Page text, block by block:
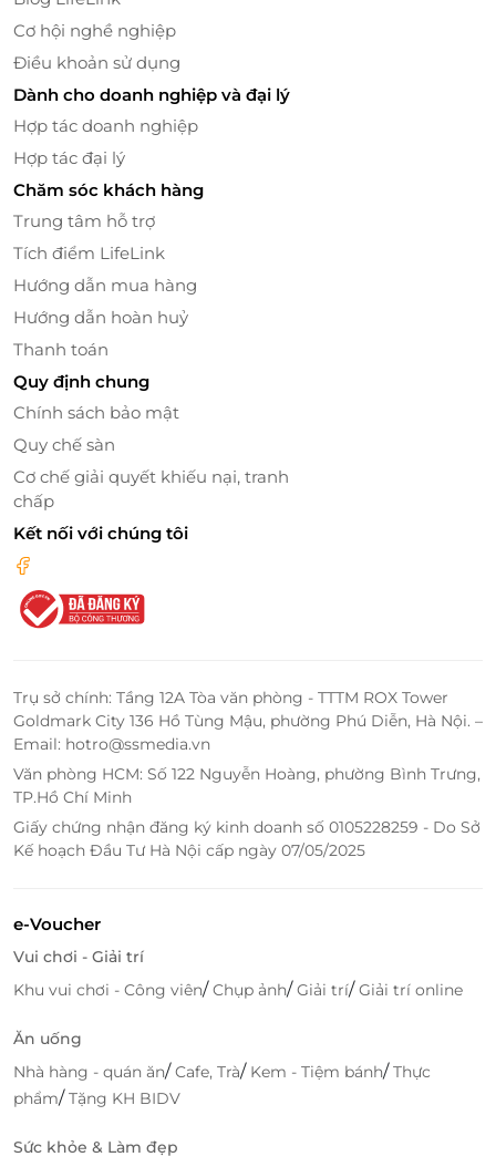
Bên cạnh đó, Mommy Care Spa còn kết hợp xông
hơi toàn thân, xông hơi vùng kín, gội đầu khô và sử
dụng các sản phẩm lành tính để giữ ấm cơ thể cho
mẹ, phục hồi sức khỏe và phương pháp kiêng cữ
hiện đại. Cùng với đó kết hợp massage ấn đẩy sản
dịch, giúp các mẹ đào thải độc tố, sản dich, lưu
thông khí huyết, co hồi dạ con, định vị cổ tử cung.
Đặc biệt, massage ngực sau sinh giúp thông tắc tia
sữa, gọi sữa về cho bé yêu và giảm nguy cơ viêm vú.
Ngoài những lợi ích tuyệt vời như giúp phụ nữ sau
sinh lấy lại vóc dàng, làm mờ vết rạn trên bụng bầu,
kích thích tuyến sữa... massage sau sinh tại nhà còn
Cơ hội nghề nghiệp
Điều khoản sử dụng
Dành cho doanh nghiệp và đại lý
Hợp tác doanh nghiệp
Hợp tác đại lý
Chăm sóc khách hàng
Trung tâm hỗ trợ
Tích điểm LifeLink
Hướng dẫn mua hàng
Hướng dẫn hoàn huỷ
Thanh toán
Quy định chung
Chính sách bảo mật
Quy chế sàn
Cơ chế giải quyết khiếu nại, tranh
chấp
Kết nối với chúng tôi
Trụ sở chính: Tầng 12A Tòa văn phòng - TTTM ROX Tower
Goldmark City 136 Hồ Tùng Mậu, phường Phú Diễn, Hà Nội. –
Email: hotro@ssmedia.vn
Văn phòng HCM: Số 122 Nguyễn Hoàng, phường Bình Trưng,
TP.Hồ Chí Minh
Giấy chứng nhận đăng ký kinh doanh số 0105228259 - Do Sở
Kế hoạch Đầu Tư Hà Nội cấp ngày 07/05/2025
e-Voucher
Vui chơi - Giải trí
Khu vui chơi - Công viên/Chụp ảnh/Giải trí/Giải trí online
Ăn uống
Nhà hàng - quán ăn/Cafe, Trà/ Kem - Tiệm bánh/Thực
phẩm/Tặng KH BIDV
Sức khỏe & Làm đẹp